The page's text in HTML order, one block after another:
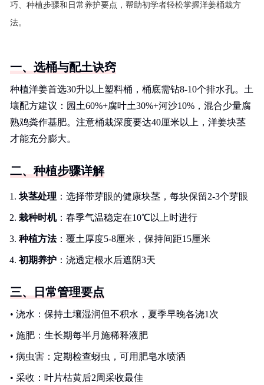
巧、种植步骤和日常养护要点，帮助初学者轻松掌握洋姜桶栽方
法。
一、选桶与配土诀窍
种植洋姜首选30升以上塑料桶，桶底需钻8-10个排水孔。土
壤配方建议：园土60%+腐叶土30%+河沙10%，混合少量腐
熟鸡粪作基肥。注意桶栽深度要达40厘米以上，洋姜块茎
才能充分膨大。
二、种植步骤详解
块茎处理 ：选择带芽眼的健康块茎，每块保留2-3个芽眼
栽种时机：春季气温稳定在10℃以上时进行
种植方法：覆土厚度5-8厘米，保持间距15厘米
初期养护 ：浇透定根水后遮阴3天
三、日常管理要点
• 浇水：保持土壤湿润但不积水，夏季早晚各浇1次
• 施肥：生长期每半月施稀释液肥
• 病虫害：定期检查蚜虫，可用肥皂水喷洒
• 采收：叶片枯黄后2周采收最佳